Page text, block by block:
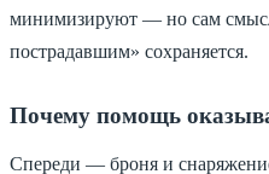
минимизируют — но сам
пострадавшим» сохраняется.
Почему помощь
Спереди — броня и